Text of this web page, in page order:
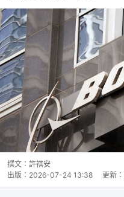
撰文： 許祺安
出版： 2026-07-24 13:38 更新：